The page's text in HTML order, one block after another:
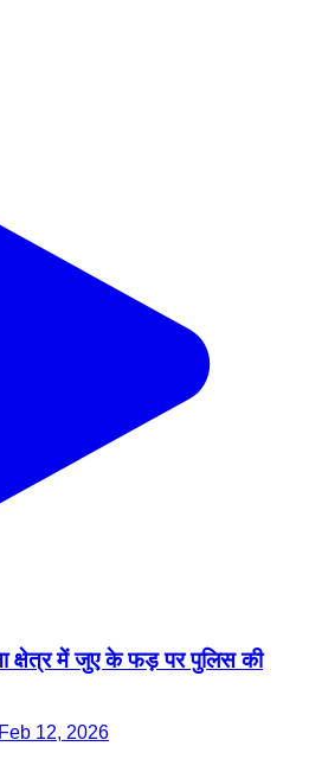
क्षेत्र में जुए के फड़ पर पुलिस की
12, 2026